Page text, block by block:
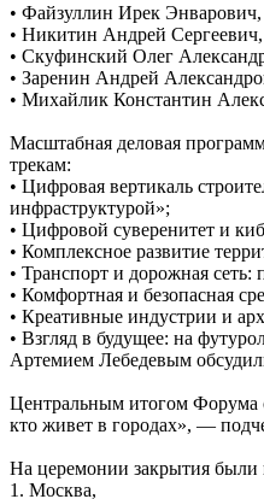
• Файзуллин Ирек
• Никитин Андрей
• Скуфинский Олег
• Заренин Андрей
• Михайлик Константин
Масштабная деловая
трекам:
• Цифровая вертикаль
инфраструктурой»;
• Цифровой суверенитет и
• Комплексное развитие
• Транспорт и дорожная
• Комфортная и безопасная
• Креативные индустрии и
• Взгляд в будущее: на
Артемием Лебедевым
Центральным итогом Форума
кто живет в городах», —
На церемонии закрытия были
1. Москва,